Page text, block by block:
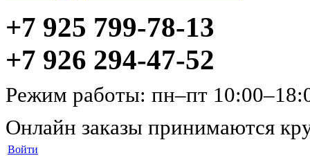
+7 925 799-78-13
+7 926 294-47-52
Режим работы: пн–пт
Онлайн заказы принимаются
Войти